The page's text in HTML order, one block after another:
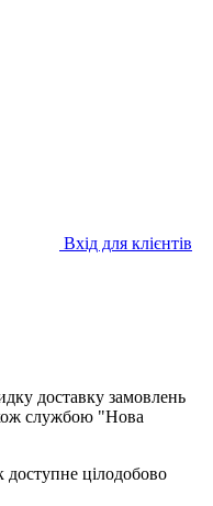
Вхід для клієнтів
доставку замовлень
службою "Нова
цілодобово